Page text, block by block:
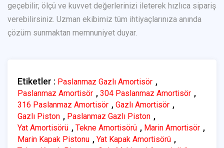
geçebilir; ölçü ve kuvvet değerlerinizi ileterek hızlıca sipariş
verebilirsiniz. Uzman ekibimiz tüm ihtiyaçlarınıza anında
çözüm sunmaktan memnuniyet duyar.
Etiketler : Paslanmaz Gazlı Amortisör ,
Paslanmaz Amortisör , 304 Paslanmaz Amortisör ,
316 Paslanmaz Amortisör , Gazlı Amortisör ,
Gazlı Piston , Paslanmaz Gazlı Piston ,
Yat Amortisörü , Tekne Amortisörü , Marin Amortisör ,
Marin Kapak Pistonu , Yat Kapak Amortisörü ,